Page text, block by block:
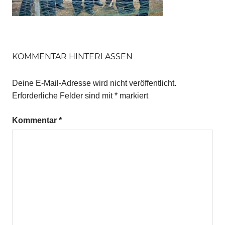
KOMMENTAR HINTERLASSEN
Deine E-Mail-Adresse wird nicht veröffentlicht.
Erforderliche Felder sind mit* markiert
Kommentar *